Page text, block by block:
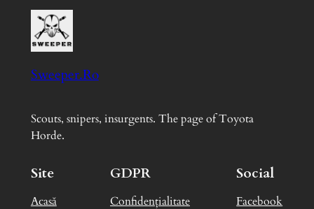
Sweeper.Ro
Scouts, snipers, insurgents. The page of Toyota
Horde.
Site
Acasă
GDPR
Confidențialitate
Social
Facebook